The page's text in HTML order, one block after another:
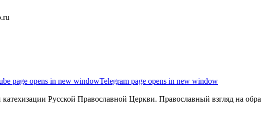
page opens in new windowTelegram page opens in new window
Русской Православной Церкви. Православный взгляд на